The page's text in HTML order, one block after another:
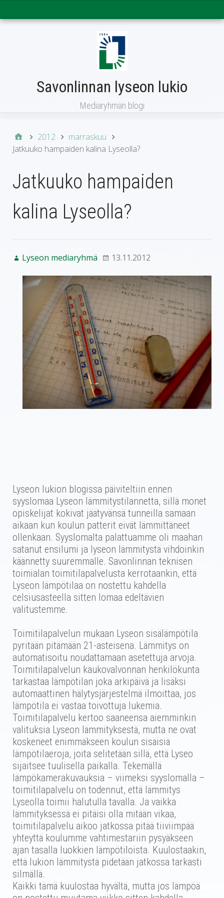
Savonlinnan lyseon lukio
Mediaryhmän blogi
2012
marraskuu
Jatkuuko hampaiden kalina Lyseolla?
Jatkuuko hampaiden
kalina Lyseolla?
Lyseon mediaryhmä 13.11.2012
Lyseon lukion blogissa päiviteltiin ennen
syyslomaa Lyseon lämmitystilannetta, sillä monet
opiskelijat kokivat jäätyvänsä tunneilla samaan
aikaan kun koulun patterit eivät lämmittäneet
ollenkaan. Syyslomalta palattuamme oli maahan
satanut ensilumi ja lyseon lämmitystä vihdoinkin
käännetty suuremmalle. Savonlinnan teknisen
toimialan toimitilapalvelusta kerrotaankin, että
Lyseon lämpötilaa on nostettu kahdella
celsiusasteella sitten lomaa edeltävien
valitustemme.
Toimitilapalvelun mukaan Lyseon sisälämpötila
pyritään pitämään 21-asteisena. Lämmitys on
automatisoitu noudattamaan asetettuja arvoja.
Toimitilapalvelun kaukovalvonnan henkilökunta
tarkastaa lämpötilan joka arkipäivä ja lisäksi
automaattinen hälytysjärjestelmä ilmoittaa, jos
lämpötila ei vastaa toivottuja lukemia.
Toimitilapalvelu kertoo saaneensa aiemminkin
valituksia Lyseon lämmityksestä, mutta ne ovat
koskeneet enimmäkseen koulun sisäisiä
lämpötilaeroja, joita selitetään sillä, että Lyseo
sijaitsee tuulisella paikalla. Tekemällä
lämpökamerakuvauksia – viimeksi syyslomalla –
toimitilapalvelu on todennut, että lämmitys
Lyseolla toimii halutulla tavalla. Ja vaikka
lämmityksessä ei pitäisi olla mitään vikaa,
toimitilapalvelu aikoo jatkossa pitää tiiviimpää
yhteyttä koulumme vahtimestariin pysyäkseen
ajan tasalla luokkien lämpötiloista. Kuulostaakin,
että lukion lämmitystä pidetään jatkossa tarkasti
silmällä.
Kaikki tämä kuulostaa hyvältä, mutta jos lämpöä